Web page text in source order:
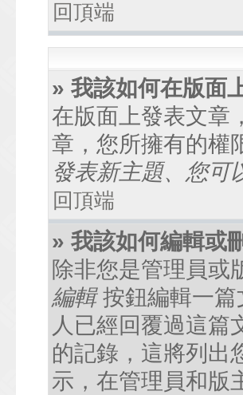
回頂端
» 我該如何在版面
在版面上發表文章
章，您所擁有的權
發表新主題、您可
回頂端
» 我該如何編輯或
除非您是管理員或
編輯按鈕編輯一篇
人已經回覆過這篇
的記錄，這將列出
示，在管理員和版